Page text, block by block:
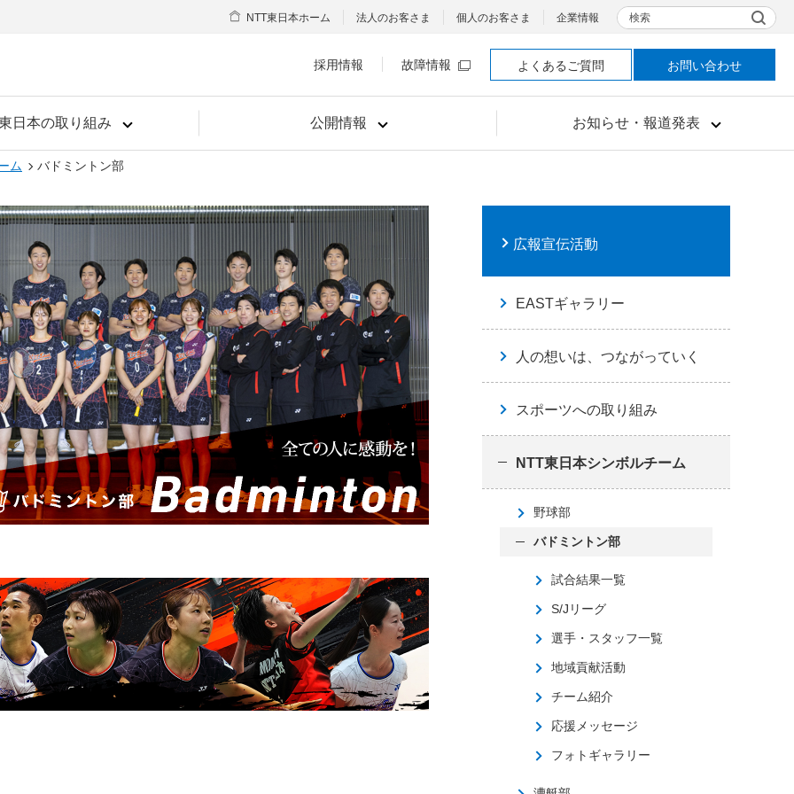
日本の取り組み 公開情報 お知らせ・報道発表
NTT東日本ホーム 法人のお客さま 個人のお客さま 企業情報 検索
採用情報 故障情報 よくあるご質問 お問い合わせ
ム バドミントン部
広報宣伝活動
EASTギャラリー
人の想いは、つながっていく
スポーツへの取り組み
NTT東日本シンボルチーム
野球部
バドミントン部
試合結果一覧
S/Jリーグ
選手・スタッフ一覧
地域貢献活動
チーム紹介
応援メッセージ
フォトギャラリー